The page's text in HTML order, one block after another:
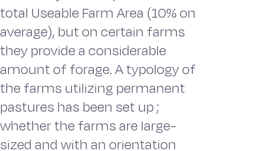
total Useable Farm Area (10% on
average), but on certain farms
they provide a considerable
amount of forage. A typology of
the farms utilizing permanent
pastures has been set up ;
whether the farms are large-
sized and with an orientation